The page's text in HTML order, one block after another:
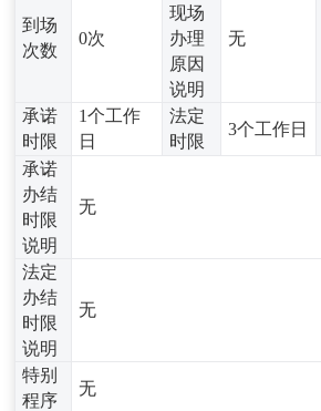
到场
次数
0次
现场
办理
原因
说明
无
承诺
时限
1个工作
日
法定
时限
3个工作日
承诺
办结
时限
说明
无
法定
办结
时限
说明
无
特别
程序
无